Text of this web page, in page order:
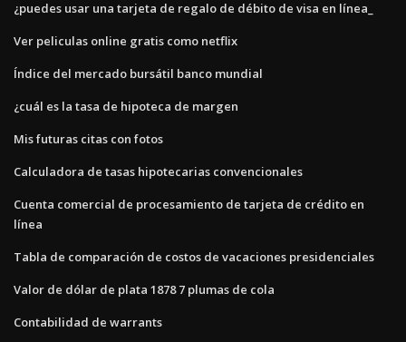
¿puedes usar una tarjeta de regalo de débito de visa en línea_
Ver peliculas online gratis como netflix
Índice del mercado bursátil banco mundial
¿cuál es la tasa de hipoteca de margen
Mis futuras citas con fotos
Calculadora de tasas hipotecarias convencionales
Cuenta comercial de procesamiento de tarjeta de crédito en
línea
Tabla de comparación de costos de vacaciones presidenciales
Valor de dólar de plata 1878 7 plumas de cola
Contabilidad de warrants